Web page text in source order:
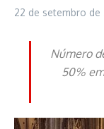
22 de setembro de
Número
50%